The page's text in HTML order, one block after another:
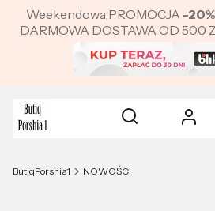
Weekendowa;PROMOCJA -20%
DARMOWA DOSTAWA OD 500
Otwórz
Szukaj
ButiqPorshia1 NOWOŚCI